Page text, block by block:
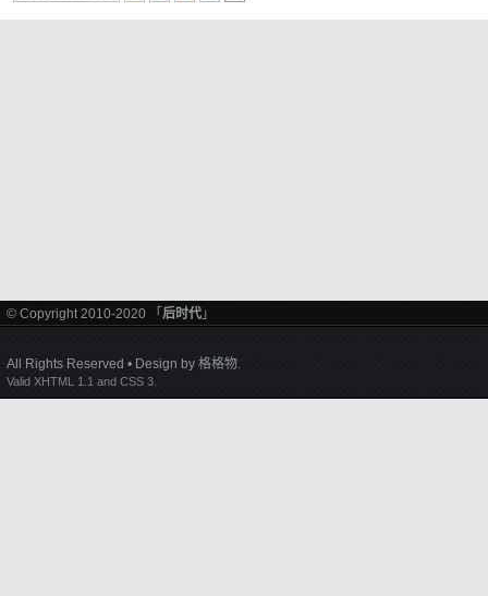
© Copyright 2010-2020 「 后时代 」
All Rights Reserved • Design by 格格物.
Valid XHTML 1.1 and CSS 3.